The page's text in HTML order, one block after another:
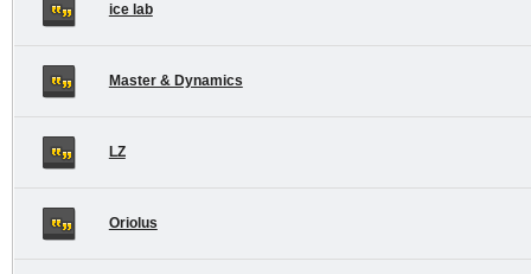
ice lab
Master & Dynamics
LZ
Oriolus